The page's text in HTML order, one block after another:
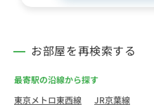
お部屋を再検索する
最寄駅の沿線から探す
東京メトロ東西線
JR京葉線